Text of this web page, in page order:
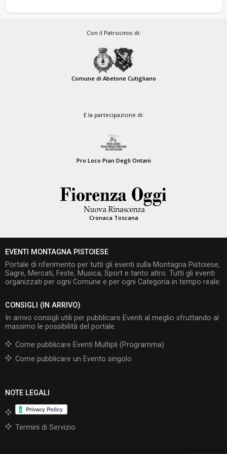
Con il Patrocinio di:
Comune di Abetone Cutigliano
E la partecipazione di:
Pro Loco Pian Degli Ontani
Cronaca Toscana
EVENTI MONTAGNA PISTOIESE
Portale di riferimento per tutti gli eventi sulla Montagna Pistoiese,
Sagre, Mercati, Feste, Musica, Sport e tanto altro. Tutti gli eventi
organizzati per ogni Comune e per ogni Categoria in tempo reale.
CONSIGLI (IN ARRIVO)
In arrivo consigli utili per pubblicare Eventi al meglio sfruttando al
massimo le possibilità del portale.
Come pubblicare Eventi Multipli (Programma)
Come pubblicare un Evento singolo
NOTE LEGALI
Termini di Servizio